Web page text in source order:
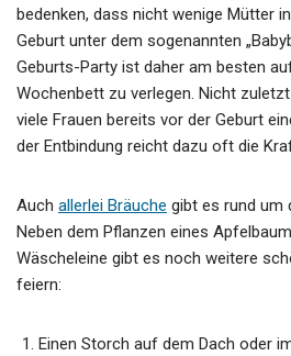
bedenken, dass nicht wenige Mütter
Geburt unter dem sogenannten
Geburts-Party ist daher am besten
Wochenbett zu verlegen. Nicht
viele Frauen bereits vor der Geburt
der Entbindung reicht dazu oft die
Auch allerlei Bräuche gibt es rund um
Neben dem Pflanzen eines
Wäscheleine gibt es noch weitere
feiern:
Einen Storch auf dem Dach oder